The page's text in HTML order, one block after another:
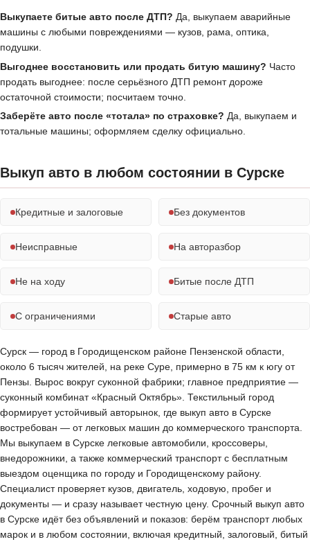
Выкупаете битые авто после ДТП? Да, выкупаем аварийные
машины с любыми повреждениями — кузов, рама, оптика,
подушки.
Выгоднее восстановить или продать битую машину? Часто
продать выгоднее: после серьёзного ДТП ремонт дороже
остаточной стоимости; посчитаем точно.
Заберёте авто после «тотала» по страховке? Да, выкупаем и
тотальные машины; оформляем сделку официально.
Выкуп авто в любом состоянии в Сурске
Кредитные и залоговые Без документов
Неисправные На авторазбор
Не на ходу Битые после ДТП
С ограничениями Старые авто
Сурск — город в Городищенском районе Пензенской области,
около 6 тысяч жителей, на реке Суре, примерно в 75 км к югу от
Пензы. Вырос вокруг суконной фабрики; главное предприятие —
суконный комбинат «Красный Октябрь». Текстильный город
формирует устойчивый авторынок, где выкуп авто в Сурске
востребован — от легковых машин до коммерческого транспорта.
Мы выкупаем в Сурске легковые автомобили, кроссоверы,
внедорожники, а также коммерческий транспорт с бесплатным
выездом оценщика по городу и Городищенскому району.
Специалист проверяет кузов, двигатель, ходовую, пробег и
документы — и сразу называет честную цену. Срочный выкуп авто
в Сурске идёт без объявлений и показов: берём транспорт любых
марок и в любом состоянии, включая кредитный, залоговый, битый